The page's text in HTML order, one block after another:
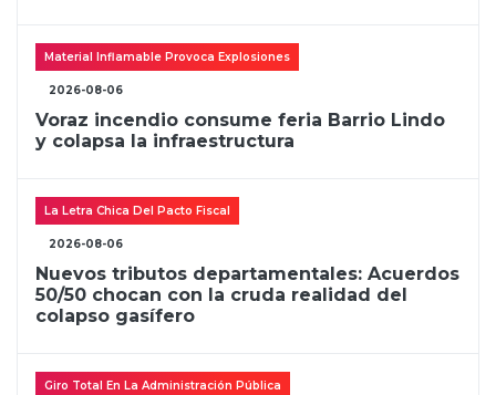
Material Inflamable Provoca Explosiones
2026-08-06
Voraz incendio consume feria Barrio Lindo
y colapsa la infraestructura
La Letra Chica Del Pacto Fiscal
2026-08-06
Nuevos tributos departamentales: Acuerdos
50/50 chocan con la cruda realidad del
colapso gasífero
Giro Total En La Administración Pública